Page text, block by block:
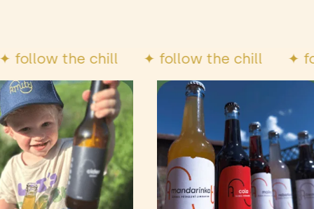
✦ follow the chill ✦ follow the chill